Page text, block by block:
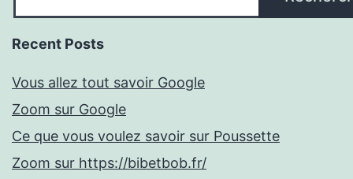
Recent Posts
Vous allez tout savoir Google
Zoom sur Google
Ce que vous voulez savoir sur Poussette
Zoom sur https://bibetbob.fr/